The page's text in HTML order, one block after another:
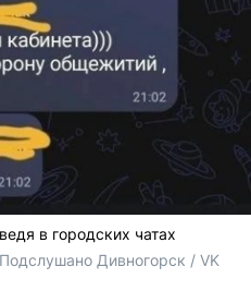
в городских чатах
Дивногорск / VK